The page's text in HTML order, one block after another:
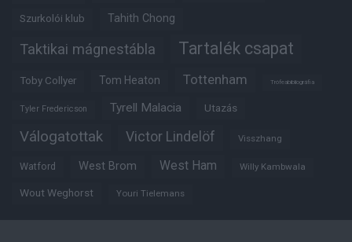
Szurkolói klub Tahith Chong
Taktikai mágnestábla Tartalék csapat
Toby Collyer Tom Heaton Tottenham Trófeabibliográfia
Tyler Fredericson Tyrell Malacia Utazás
Válogatottak Victor Lindelöf Visszhang
Watford West Brom West Ham Willy Kambwala
Wout Weghorst Youri Tielemans